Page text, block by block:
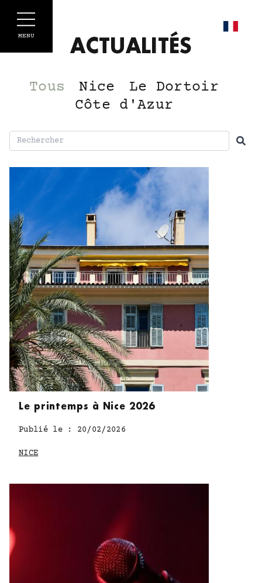
MENU ACTUALITÉS
Tous Nice
Le Dortoir
Côte d'Azur
Le printemps à Nice 2026
Publié le : 20/02/2026
NICE